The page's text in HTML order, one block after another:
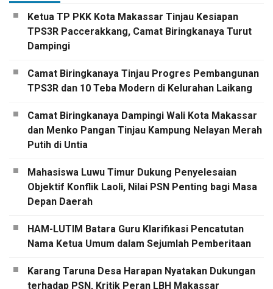
Ketua TP PKK Kota Makassar Tinjau Kesiapan
TPS3R Paccerakkang, Camat Biringkanaya Turut
Dampingi
Camat Biringkanaya Tinjau Progres Pembangunan
TPS3R dan 10 Teba Modern di Kelurahan Laikang
Camat Biringkanaya Dampingi Wali Kota Makassar
dan Menko Pangan Tinjau Kampung Nelayan Merah
Putih di Untia
Mahasiswa Luwu Timur Dukung Penyelesaian
Objektif Konflik Laoli, Nilai PSN Penting bagi Masa
Depan Daerah
HAM-LUTIM Batara Guru Klarifikasi Pencatutan
Nama Ketua Umum dalam Sejumlah Pemberitaan
Karang Taruna Desa Harapan Nyatakan Dukungan
terhadap PSN, Kritik Peran LBH Makassar